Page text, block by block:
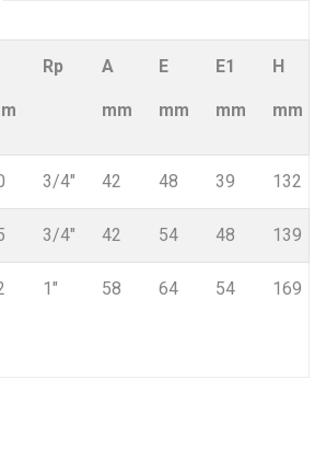
Rp A
mm
E
mm
E1
mm
H
mm
3/4″ 42 48 39 132
3/4″ 42 54 48 139
1″ 58 64 54 169